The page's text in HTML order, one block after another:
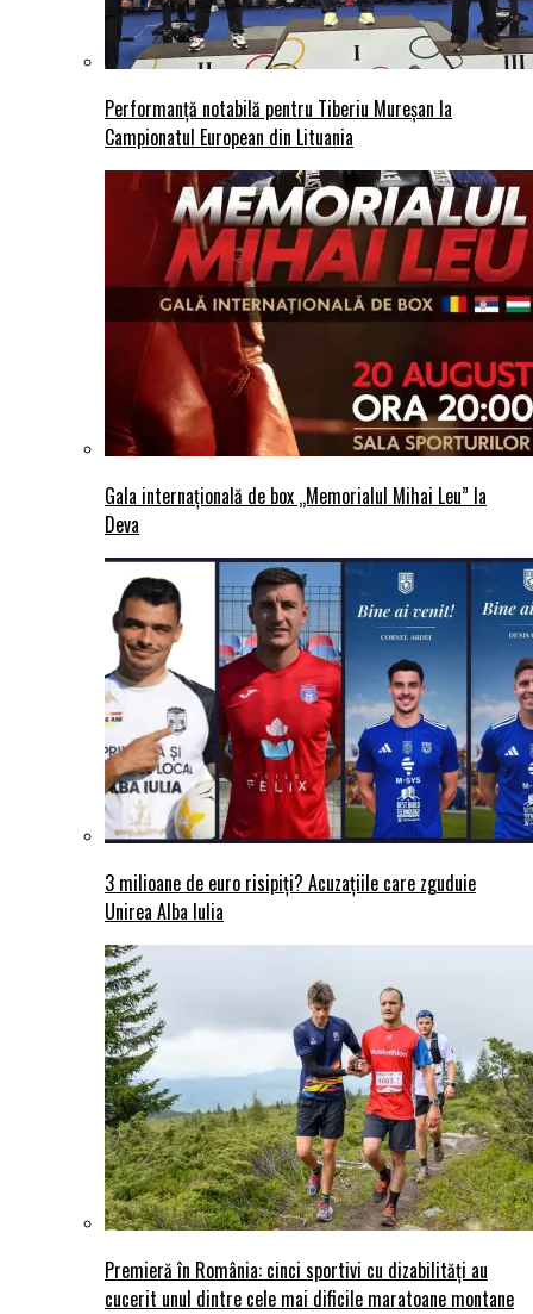
Performanță notabilă pentru Tiberiu Mureșan la
Campionatul European din Lituania
Gala internațională de box „Memorialul Mihai Leu” la
Deva
3 milioane de euro risipiți? Acuzațiile care zguduie
Unirea Alba Iulia
Premieră în România: cinci sportivi cu dizabilități au
cucerit unul dintre cele mai dificile maratoane montane